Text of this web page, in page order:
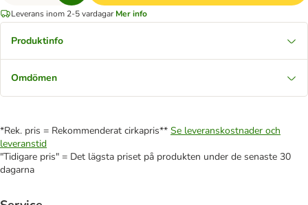
Leverans inom 2-5 vardagar Mer info
Produktinfo
Omdömen
*Rek. pris = Rekommenderat cirkapris** Se leveranskostnader och
leveranstid
"Tidigare pris" = Det lägsta priset på produkten under de senaste 30
dagarna